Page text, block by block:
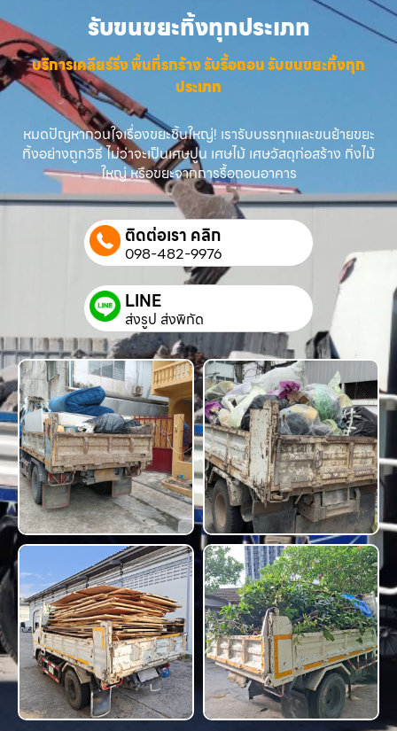
รับขนขยะทิ้งทุกประเภท
บริการเคลียร์ริ่ง พื้นที่รกร้าง รับรื้อถอน รับขนขยะทิ้งทุก
ประเภท
หมดปัญหากวนใจเรื่องขยะชิ้นใหญ่! เรารับบรรทุกและขนย้ายขยะ
ทิ้งอย่างถูกวิธี ไม่ว่าจะเป็นเศษปูน เศษไม้ เศษวัสดุก่อสร้าง กิ่งไม้
ใหญ่ หรือขยะจากการรื้อถอนอาคาร
ติดต่อเรา คลิก
098-482-9976
LINE
ส่งรูป ส่งพิกัด